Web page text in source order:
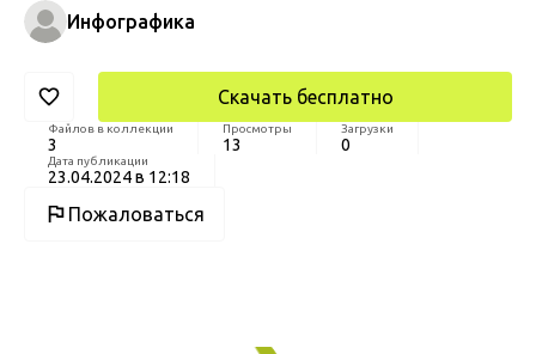
Инфографика
Скачать бесплатно
Файлов в коллекции
3
Просмотры
13
Загрузки
0
Дата публикации
23.04.2024 в 12:18
Пожаловаться